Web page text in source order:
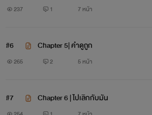
237 1 7 หน้า
#6 Chapter 5| คำดูถูก
265 2 5 หน้า
#7 Chapter 6 | ไปเลิกกับมัน